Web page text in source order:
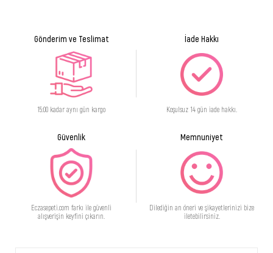
Gönderim ve Teslimat
15:00 kadar aynı gün kargo
İade Hakkı
Koşulsuz 14 gün iade hakkı.
Güvenlik
Eczasepeti.com farkı ile güvenli
alışverişin keyfini çıkarın.
Memnuniyet
Dilediğin an öneri ve şikayetlerinizi bize
iletebilirsiniz.